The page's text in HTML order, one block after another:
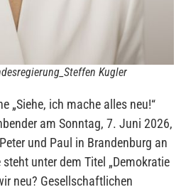
Kugler
„Siehe, ich mache alles neu!“
am Sonntag, 7. Juni 2026,
und Paul in Brandenburg an
unter dem Titel „Demokratie
neu? Gesellschaftlichen